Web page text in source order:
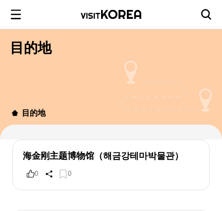
目的地
目的地
海金刚主题博物馆（해금강테마박물관）
0 0